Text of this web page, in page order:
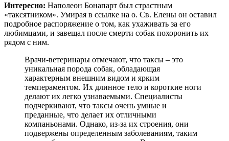
Интересно: Наполеон Бонапарт был страстным
«таксятником». Умирая в ссылке на о. Св. Елены он оставил
подробное распоряжение о том, как ухаживать за его
любимцами, и завещал после смерти собак похоронить их
рядом с ним.
Врачи-ветеринары отмечают, что таксы – это
уникальная порода собак, обладающая
характерным внешним видом и ярким
темпераментом. Их длинное тело и короткие ноги
делают их легко узнаваемыми. Специалисты
подчеркивают, что таксы очень умные и
преданные, что делает их отличными
компаньонами. Однако, из-за их строения, они
подвержены определенным заболеваниям, таким